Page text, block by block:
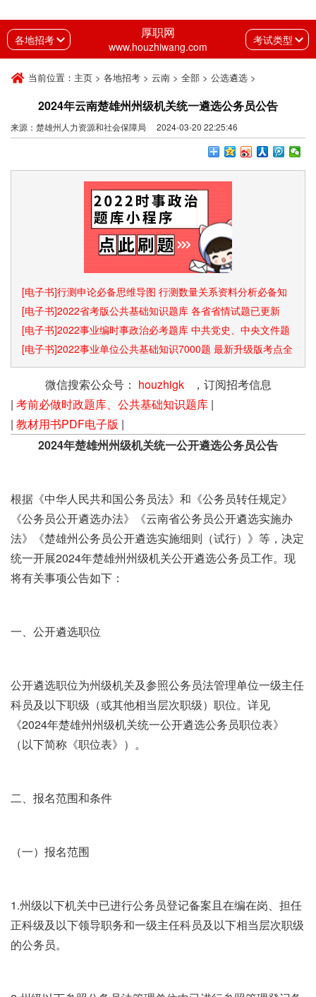
各地招考 厚职网
www.houzhiwang.com 考试类型
当前位置： 主页 > 各地招考 > 云南 > 全部 > 公选遴选 >
2024年云南楚雄州州级机关统一遴选公务员公告
来源：楚雄州人力资源和社会保障局 2024-03-20 22:25:46
[电子书]行测申论必备思维导图 行测数量关系资料分析必备知
识点和速算技巧
[电子书]2022省考版公共基础知识题库 各省省情试题已更新
[电子书]2022事业编时事政治必考题库 中共党史、中央文件题
库已更新
[电子书]2022事业单位公共基础知识7000题 最新升级版考点全
覆盖
微信搜索公众号： houzhigk，订阅招考信息
| 考前必做时政题库、公共基础知识题库 |
| 教材用书PDF电子版 |
2024年楚雄州州级机关统一公开遴选公务员公告
根据《中华人民共和国公务员法》和《公务员转任规定》
《公务员公开遴选办法》《云南省公务员公开遴选实施办
法》《楚雄州公务员公开遴选实施细则（试行）》等，决定
统一开展2024年楚雄州州级机关公开遴选公务员工作。现
将有关事项公告如下：
一、公开遴选职位
公开遴选职位为州级机关及参照公务员法管理单位一级主任
科员及以下职级（或其他相当层次职级）职位。详见
《2024年楚雄州州级机关统一公开遴选公务员职位表》
（以下简称《职位表》）。
二、报名范围和条件
（一）报名范围
1.州级以下机关中已进行公务员登记备案且在编在岗、担任
正科级及以下领导职务和一级主任科员及以下相当层次职级
的公务员。